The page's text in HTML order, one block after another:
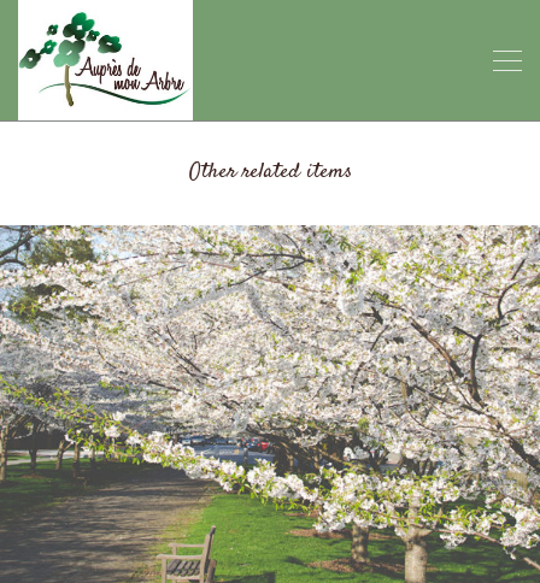
Other related items
Garden